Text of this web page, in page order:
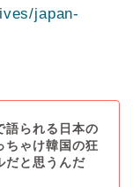
japan-
語られる日本の
ちゃけ韓国の狂
だと思うんだ